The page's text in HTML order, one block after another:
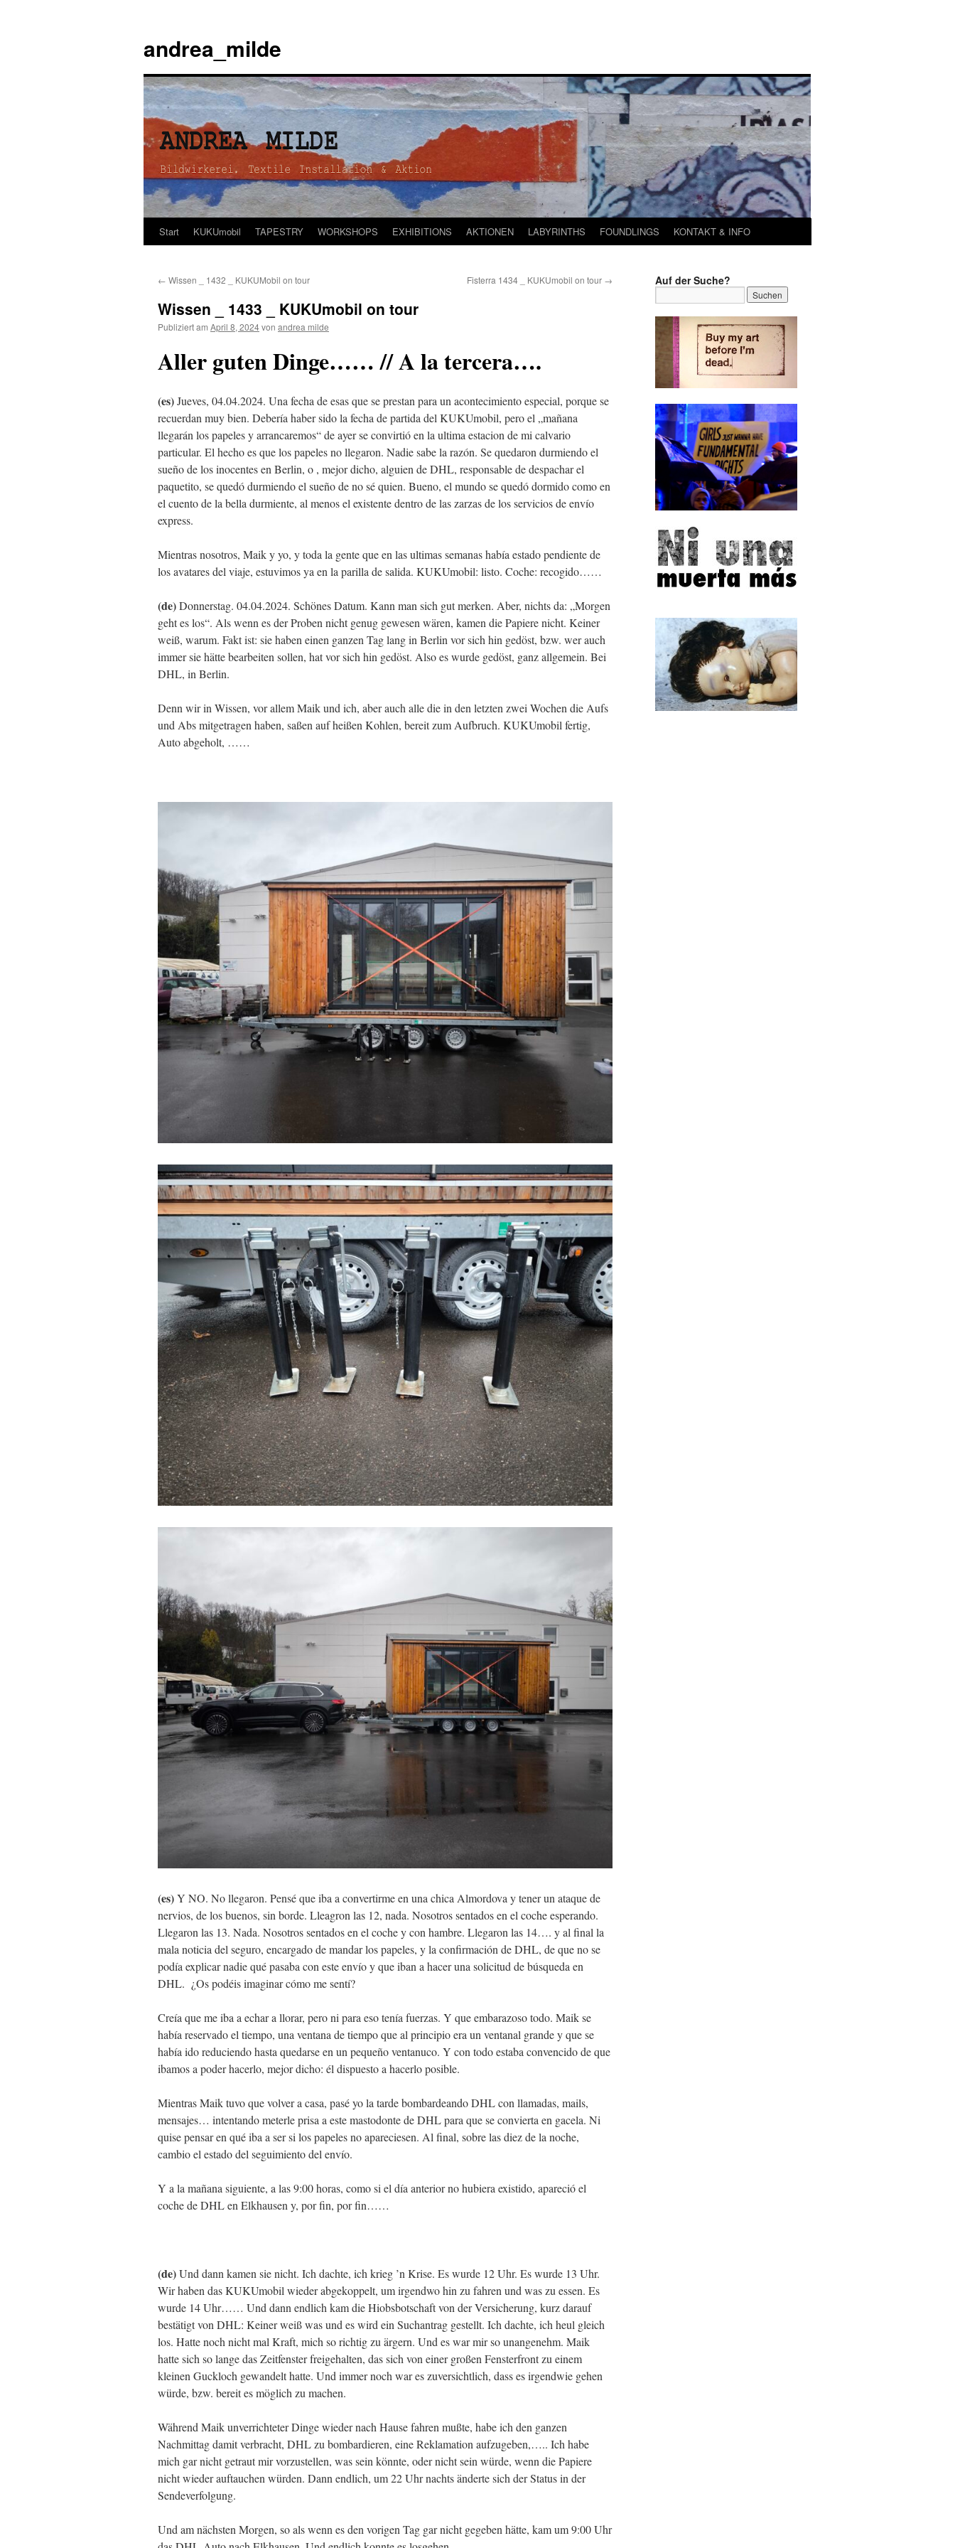
andrea_milde
Zum
springen
Start KUKUmobil TAPESTRY WORKSHOPS EXHIBITIONS AKTIONEN LABYRINTHS FOUNDLINGS KONTAKT & INFO
← Wissen _ 1432 _ KUKUMobil on tour Fisterra 1434 _ KUKUmobil on tour →
Wissen _ 1433 _ KUKUmobil on tour
Publiziert am April 8, 2024von andrea milde
Aller guten Dinge…… // A la tercera….
(es)Jueves, 04.04.2024. Una fecha de esas que se prestan para un acontecimiento especial, porque se
recuerdan muy bien. Debería haber sido la fecha de partida del KUKUmobil, pero el „mañana
llegarán los papeles y arrancaremos“ de ayer se convirtió en la ultima estacion de mi calvario
particular. El hecho es que los papeles no llegaron. Nadie sabe la razón. Se quedaron durmiendo el
sueño de los inocentes en Berlin, o , mejor dicho, alguien de DHL, responsable de despachar el
paquetito, se quedó durmiendo el sueño de no sé quien. Bueno, el mundo se quedó dormido como en
el cuento de la bella durmiente, al menos el existente dentro de las zarzas de los servicios de envío
express.
Mientras nosotros, Maik y yo, y toda la gente que en las ultimas semanas había estado pendiente de
los avatares del viaje, estuvimos ya en la parilla de salida. KUKUmobil: listo. Coche: recogido……
(de)Donnerstag. 04.04.2024. Schönes Datum. Kann man sich gut merken. Aber, nichts da: „Morgen
geht es los“. Als wenn es der Proben nicht genug gewesen wären, kamen die Papiere nicht. Keiner
weiß, warum. Fakt ist: sie haben einen ganzen Tag lang in Berlin vor sich hin gedöst, bzw. wer auch
immer sie hätte bearbeiten sollen, hat vor sich hin gedöst. Also es wurde gedöst, ganz allgemein. Bei
DHL, in Berlin.
Denn wir in Wissen, vor allem Maik und ich, aber auch alle die in den letzten zwei Wochen die Aufs
und Abs mitgetragen haben, saßen auf heißen Kohlen, bereit zum Aufbruch. KUKUmobil fertig,
Auto abgeholt, ……
(es)Y NO. No llegaron. Pensé que iba a convertirme en una chica Almordova y tener un ataque de
nervios, de los buenos, sin borde. Lleagron las 12, nada. Nosotros sentados en el coche esperando.
Llegaron las 13. Nada. Nosotros sentados en el coche y con hambre. Llegaron las 14…. y al final la
mala noticia del seguro, encargado de mandar los papeles, y la confirmación de DHL, de que no se
podía explicar nadie qué pasaba con este envío y que iban a hacer una solicitud de búsqueda en
DHL. ¿Os podéis imaginar cómo me sentí?
Creía que me iba a echar a llorar, pero ni para eso tenía fuerzas. Y que embarazoso todo. Maik se
había reservado el tiempo, una ventana de tiempo que al principio era un ventanal grande y que se
había ido reduciendo hasta quedarse en un pequeño ventanuco. Y con todo estaba convencido de que
ibamos a poder hacerlo, mejor dicho: él dispuesto a hacerlo posible.
Mientras Maik tuvo que volver a casa, pasé yo la tarde bombardeando DHL con llamadas, mails,
mensajes… intentando meterle prisa a este mastodonte de DHL para que se convierta en gacela. Ni
quise pensar en qué iba a ser si los papeles no apareciesen. Al final, sobre las diez de la noche,
cambio el estado del seguimiento del envío.
Y a la mañana siguiente, a las 9:00 horas, como si el día anterior no hubiera existido, apareció el
coche de DHL en Elkhausen y, por fin, por fin……
(de)Und dann kamen sie nicht. Ich dachte, ich krieg ’n Krise. Es wurde 12 Uhr. Es wurde 13 Uhr.
Wir haben das KUKUmobil wieder abgekoppelt, um irgendwo hin zu fahren und was zu essen. Es
wurde 14 Uhr…… Und dann endlich kam die Hiobsbotschaft von der Versicherung, kurz darauf
bestätigt von DHL: Keiner weiß was und es wird ein Suchantrag gestellt. Ich dachte, ich heul gleich
los. Hatte noch nicht mal Kraft, mich so richtig zu ärgern. Und es war mir so unangenehm. Maik
hatte sich so lange das Zeitfenster freigehalten, das sich von einer großen Fensterfront zu einem
kleinen Guckloch gewandelt hatte. Und immer noch war es zuversichtlich, dass es irgendwie gehen
würde, bzw. bereit es möglich zu machen.
Während Maik unverrichteter Dinge wieder nach Hause fahren mußte, habe ich den ganzen
Nachmittag damit verbracht, DHL zu bombardieren, eine Reklamation aufzugeben,….. Ich habe
mich gar nicht getraut mir vorzustellen, was sein könnte, oder nicht sein würde, wenn die Papiere
nicht wieder auftauchen würden. Dann endlich, um 22 Uhr nachts änderte sich der Status in der
Sendeverfolgung.
Und am nächsten Morgen, so als wenn es den vorigen Tag gar nicht gegeben hätte, kam um 9:00 Uhr
Auf der Suche?